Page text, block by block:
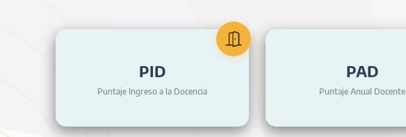
PID
Puntaje Ingreso a la Docencia
PAD
Puntaje Anual Docente